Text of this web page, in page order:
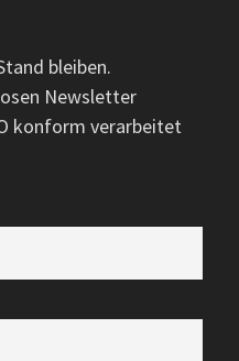
bleiben.
Newsletter
konform verarbeitet